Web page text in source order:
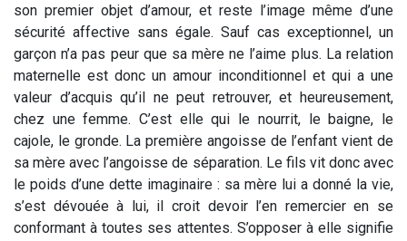
son premier objet d’amour, et reste l’image même d’une
sécurité affective sans égale. Sauf cas exceptionnel, un
garçon n’a pas peur que sa mère ne l’aime plus. La relation
maternelle est donc un amour inconditionnel et qui a une
valeur d’acquis qu’il ne peut retrouver, et heureusement,
chez une femme. C’est elle qui le nourrit, le baigne, le
cajole, le gronde. La première angoisse de l’enfant vient de
sa mère avec l’angoisse de séparation. Le fils vit donc avec
le poids d’une dette imaginaire : sa mère lui a donné la vie,
s’est dévouée à lui, il croit devoir l’en remercier en se
conformant à toutes ses attentes. S’opposer à elle signifie